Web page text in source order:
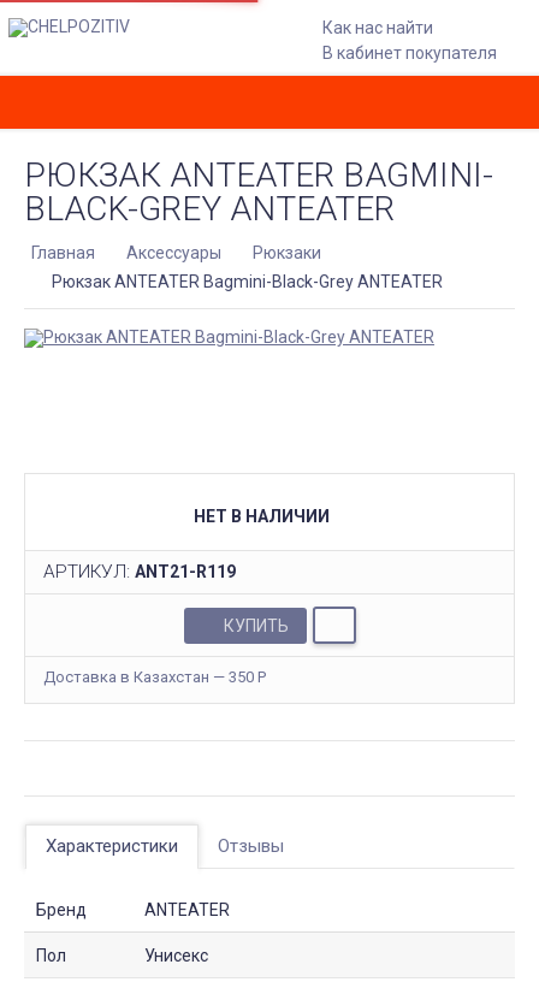
Как нас найти
В кабинет покупателя
РЮКЗАК ANTEATER BAGMINI-
BLACK-GREY ANTEATER
Главная Аксессуары
Рюкзаки
Рюкзак ANTEATER Bagmini-Black-Grey ANTEATER
НЕТ В НАЛИЧИИ
АРТИКУЛ: ANT21-R119
КУПИТЬ
Доставка в Казахстан — 350 Р
Характеристики Отзывы
Бренд ANTEATER
Пол Унисекс